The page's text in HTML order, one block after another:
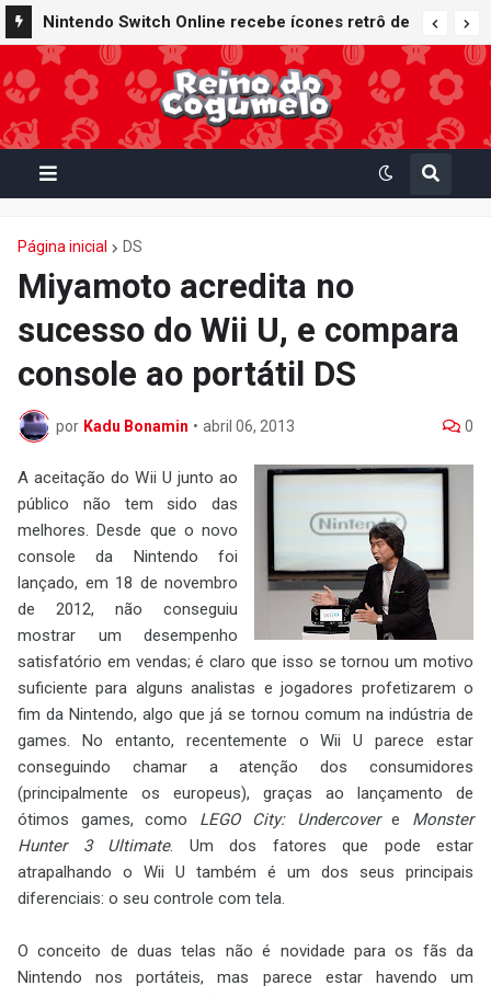
Nintendo Switch Online recebe ícones retrô de
Mario Paint (SNES) e Mario Kart: Super Circuit
(GBA)
Página inicial DS
Miyamoto acredita no
sucesso do Wii U, e compara
console ao portátil DS
por Kadu Bonamin • abril 06, 2013 0
A aceitação do Wii U junto ao
público não tem sido das
melhores. Desde que o novo
console da Nintendo foi
lançado, em 18 de novembro
de 2012, não conseguiu
mostrar um desempenho
satisfatório em vendas; é claro que isso se tornou um motivo
suficiente para alguns analistas e jogadores profetizarem o
fim da Nintendo, algo que já se tornou comum na indústria de
games. No entanto, recentemente o Wii U parece estar
conseguindo chamar a atenção dos consumidores
(principalmente os europeus), graças ao lançamento de
ótimos games, como LEGO City: Undercovere Monster
Hunter 3 Ultimate. Um dos fatores que pode estar
atrapalhando o Wii U também é um dos seus principais
diferenciais: o seu controle com tela.
O conceito de duas telas não é novidade para os fãs da
Nintendo nos portáteis, mas parece estar havendo um